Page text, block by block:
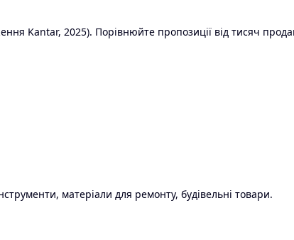
Kantar, 2025). Порівнюйте пропозиції від тисяч
матеріали для ремонту, будівельні товари.